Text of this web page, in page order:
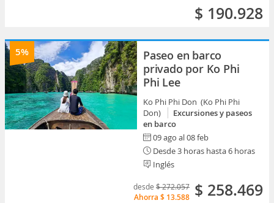
$ 190.928
5%
Paseo en barco
privado por Ko Phi
Phi Lee
Ko Phi Phi Don (Ko Phi Phi
Don)
Excursiones y paseos
en barco
09 ago al 08 feb
Desde 3 horas hasta 6 horas
Inglés
desde $ 272.057
Ahorra $ 13.588 $ 258.469